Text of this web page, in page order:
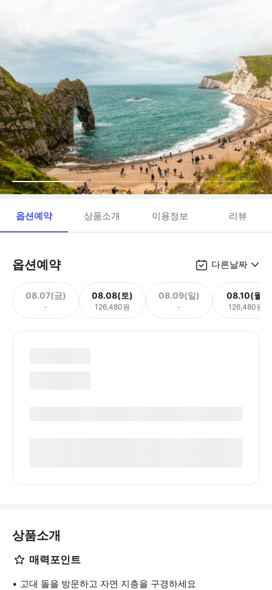
옵션예약 상품소개 이용정보 리뷰
옵션예약 다른날짜
08.07(금)
-
08.08(토)
126,480원
08.09(일)
-
08.10(월)
126,480원
상품소개
매력포인트
고대 돌을 방문하고 자연 지층을 구경하세요